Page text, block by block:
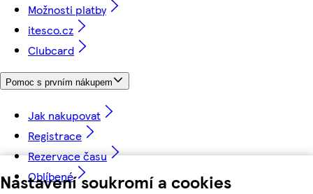
Nastavení soukromí a cookies
Možnosti platby
itesco.cz
Clubcard
Pomoc s prvním nákupem
Jak nakupovat
Registrace
Rezervace času
Oblíbené